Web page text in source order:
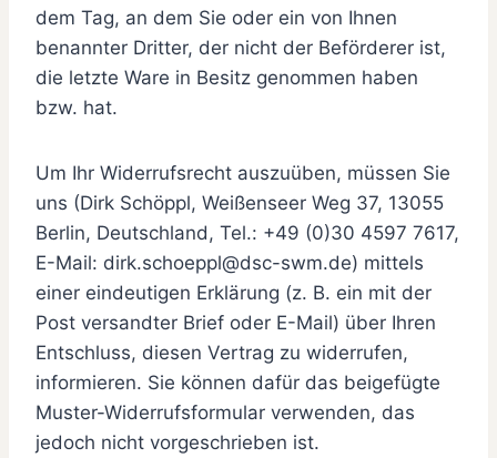
dem Tag, an dem Sie oder ein von Ihnen
benannter Dritter, der nicht der Beförderer ist,
die letzte Ware in Besitz genommen haben
bzw. hat.
Um Ihr Widerrufsrecht auszuüben, müssen Sie
uns (Dirk Schöppl, Weißenseer Weg 37, 13055
Berlin, Deutschland, Tel.: +49 (0)30 4597 7617,
E-Mail: dirk.schoeppl@dsc-swm.de) mittels
einer eindeutigen Erklärung (z. B. ein mit der
Post versandter Brief oder E-Mail) über Ihren
Entschluss, diesen Vertrag zu widerrufen,
informieren. Sie können dafür das beigefügte
Muster-Widerrufsformular verwenden, das
jedoch nicht vorgeschrieben ist.